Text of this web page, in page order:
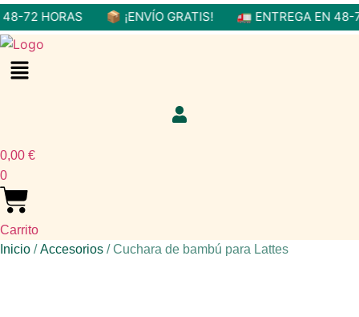
72 HORAS 📦 ¡ENVÍO GRATIS! 🚛 ENTREGA EN 48-72
Menú
0,00 €
0
Carrito
Inicio /Accesorios / Cuchara de bambú para Lattes